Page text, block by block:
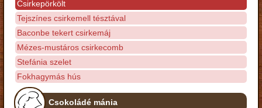
Csirkepörkölt
Tejszínes csirkemell tésztával
Baconbe tekert csirkemáj
Mézes-mustáros csirkecomb
Stefánia szelet
Fokhagymás hús
Csokoládé mánia